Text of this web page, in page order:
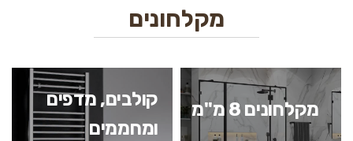
מקלחונים
מקלחונים 8 מ"מ
קולבים, מדפים
ומחממים